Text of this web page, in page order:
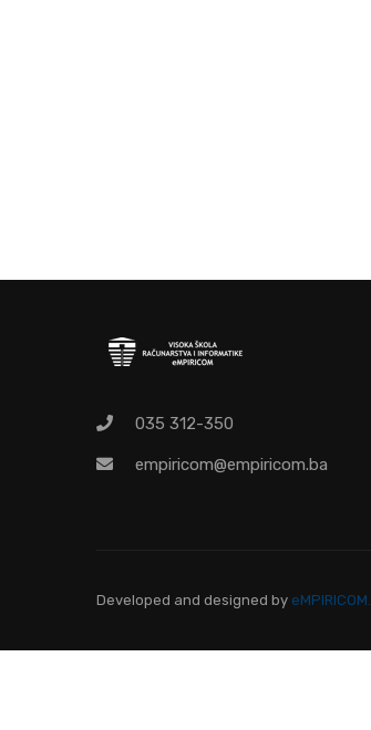
035 312-350
empiricom@empiricom.ba
Developed and designed by eMPIRICOM.